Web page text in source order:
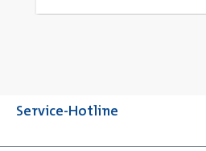
Service-Hotline